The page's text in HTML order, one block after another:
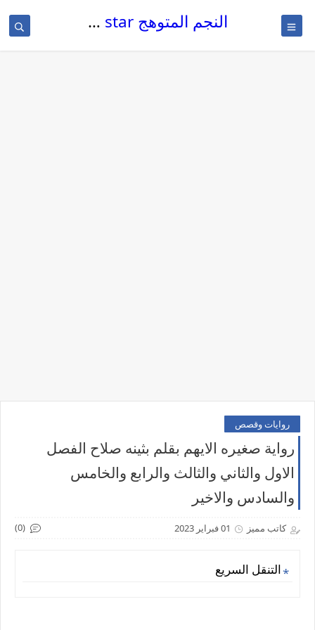
النجم المتوهج The glowing star
روايات وقصص
رواية صغيره الايهم بقلم بثينه صلاح الفصل
الاول والثاني والثالث والرابع والخامس
والسادس والاخير
كاتب مميز 01 فبراير 2023 (0)
التنقل السريع